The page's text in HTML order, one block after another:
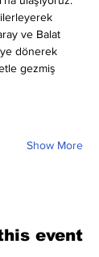
ve Balat
dönerek
gezmiş
Show More
event